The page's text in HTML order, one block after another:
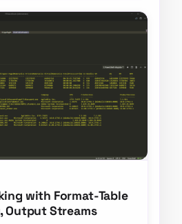
with Format-Table
Output Streams